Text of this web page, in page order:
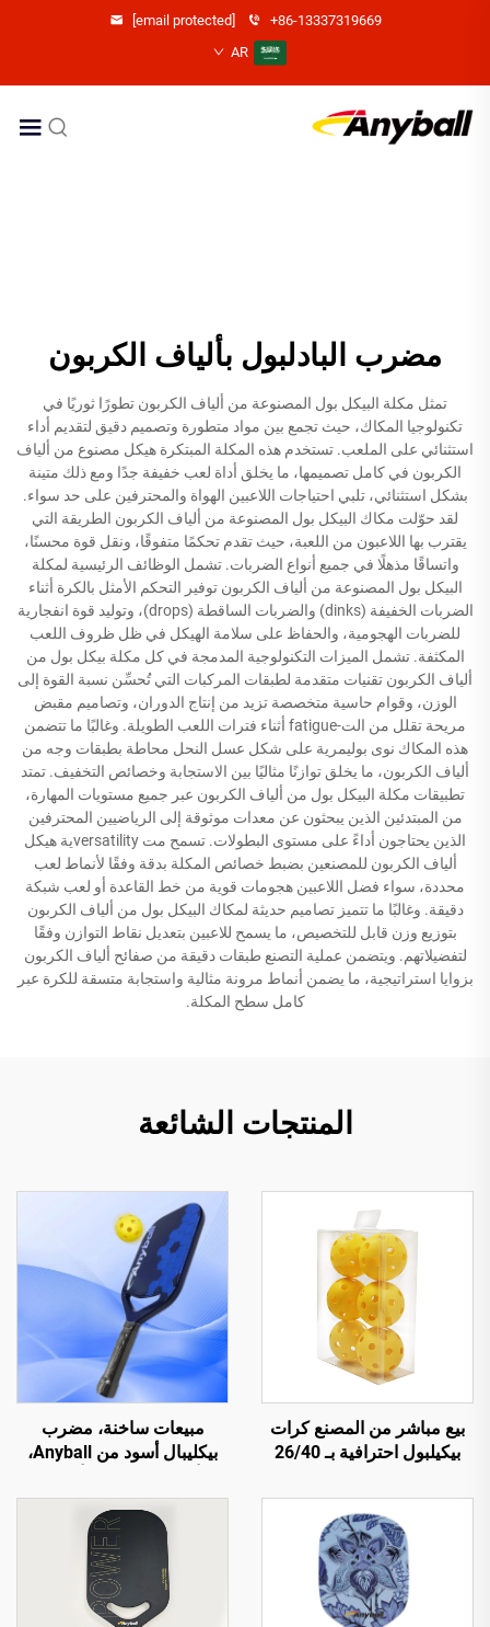
+86-13337319669
[email protected]
AR
مضرب البادلبول بألياف الكربون
تمثل مكلة البيكل بول المصنوعة من ألياف الكربون تطورًا ثوريًا في
تكنولوجيا المكاك، حيث تجمع بين مواد متطورة وتصميم دقيق لتقديم أداء
استثنائي على الملعب. تستخدم هذه المكلة المبتكرة هيكل مصنوع من ألياف
الكربون في كامل تصميمها، ما يخلق أداة لعب خفيفة جدًا ومع ذلك متينة
بشكل استثنائي، تلبي احتياجات اللاعبين الهواة والمحترفين على حد سواء.
لقد حوّلت مكاك البيكل بول المصنوعة من ألياف الكربون الطريقة التي
يقترب بها اللاعبون من اللعبة، حيث تقدم تحكمًا متفوقًا، ونقل قوة محسنًا،
واتساقًا مذهلًا في جميع أنواع الضربات. تشمل الوظائف الرئيسية لمكلة
البيكل بول المصنوعة من ألياف الكربون توفير التحكم الأمثل بالكرة أثناء
الضربات الخفيفة (dinks) والضربات الساقطة (drops)، وتوليد قوة انفجارية
للضربات الهجومية، والحفاظ على سلامة الهيكل في ظل ظروف اللعب
المكثفة. تشمل الميزات التكنولوجية المدمجة في كل مكلة بيكل بول من
ألياف الكربون تقنيات متقدمة لطبقات المركبات التي تُحسِّن نسبة القوة إلى
الوزن، وقوام حاسية متخصصة تزيد من إنتاج الدوران، وتصاميم مقبض
مريحة تقلل من الت-fatigue أثناء فترات اللعب الطويلة. وغالبًا ما تتضمن
هذه المكاك نوى بوليمرية على شكل عسل النحل محاطة بطبقات وجه من
ألياف الكربون، ما يخلق توازنًا مثاليًا بين الاستجابة وخصائص التخفيف. تمتد
تطبيقات مكلة البيكل بول من ألياف الكربون عبر جميع مستويات المهارة،
من المبتدئين الذين يبحثون عن معدات موثوقة إلى الرياضيين المحترفين
الذين يحتاجون أداءً على مستوى البطولات. تسمح مت versatilityية هيكل
ألياف الكربون للمصنعين بضبط خصائص المكلة بدقة وفقًا لأنماط لعب
محددة، سواء فضل اللاعبين هجومات قوية من خط القاعدة أو لعب شبكة
دقيقة. وغالبًا ما تتميز تصاميم حديثة لمكاك البيكل بول من ألياف الكربون
بتوزيع وزن قابل للتخصيص، ما يسمح للاعبين بتعديل نقاط التوازن وفقًا
لتفضيلاتهم. ويتضمن عملية التصنع طبقات دقيقة من صفائح ألياف الكربون
بزوايا استراتيجية، ما يضمن أنماط مرونة مثالية واستجابة متسقة للكرة عبر
كامل سطح المكلة.
المنتجات الشائعة
بيع مباشر من المصنع كرات
بيكيلبول احترافية بـ 26/40
مبيعات ساخنة، مضرب
بيكليبال أسود من Anyball،
الكربون T700، للبالغين،
رياضات داخلية/خارجية بسمك